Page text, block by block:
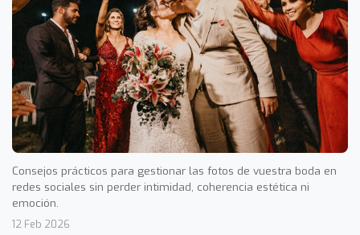
Consejos prácticos para gestionar las fotos de vuestra boda en
redes sociales sin perder intimidad, coherencia estética ni
emoción.
12 Feb 2026